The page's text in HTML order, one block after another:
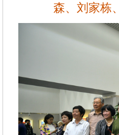
森、刘家栋